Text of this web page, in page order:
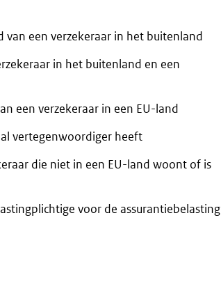
een verzekeraar in het buitenland
in het buitenland en een
een verzekeraar in een EU-land
vertegenwoordiger heeft
die niet in een EU-land woont of is
voor de assurantiebelasting